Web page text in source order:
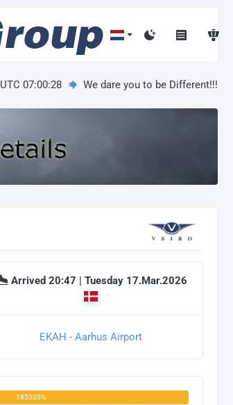
UTC 07:00:29 We dare you to be Different!!!
Arrived 20:47 | Tuesday 17.Mar.2026
EKAH - Aarhus Airport
185335%